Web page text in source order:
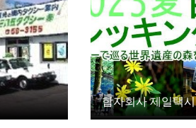
합자회사 제일택시